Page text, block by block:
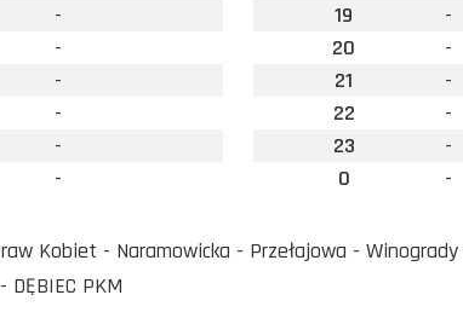
-
-
-
-
-
-
19
-
20
-
21
-
22
-
23
-
0
-
Kobiet - Naramowicka - Przełajowa -
DĘBIEC PKM